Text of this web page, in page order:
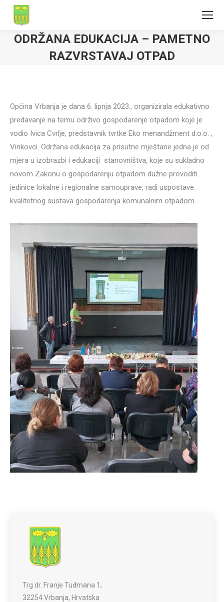
ODRŽANA EDUKACIJA – PAMETNO
RAZVRSTAVAJ OTPAD
Općina Vrbanja je dana 6. lipnja 2023., organizirala edukativno
predavanje na temu održivo gospodarenje otpadom koje je
vodio Ivica Cvrlje, predstavnik tvrtke Eko menandžment d.o.o. ,
Vinkovci. Održana edukacija za prisutne mještane jedna je od
mjera u izobrazbi i edukaciji stanovništva, koje su sukladno
novom Zakonu o gospodarenju otpadom dužne provoditi
jedinice lokalne i regionalne samouprave, radi uspostave
kvalitetnog sustava gospodarenja komunalnim otpadom.
Trg dr. Franje Tuđmana 1,
32254 Vrbanja, Hrvatska